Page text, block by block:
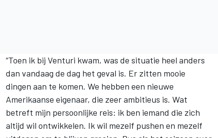
“Toen ik bij Venturi kwam, was de situatie heel anders
dan vandaag de dag het geval is. Er zitten mooie
dingen aan te komen. We hebben een nieuwe
Amerikaanse eigenaar, die zeer ambitieus is. Wat
betreft mijn persoonlijke reis: ik ben iemand die zich
altijd wil ontwikkelen. Ik wil mezelf pushen en mezelf